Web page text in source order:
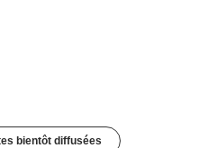
bientôt diffusées